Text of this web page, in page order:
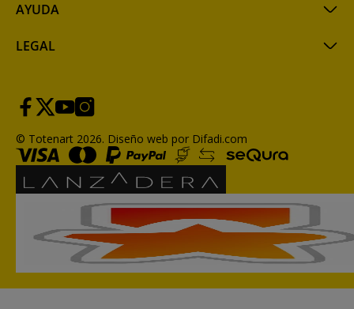
AYUDA
LEGAL
© Totenart 2026. Diseño web por Difadi.com